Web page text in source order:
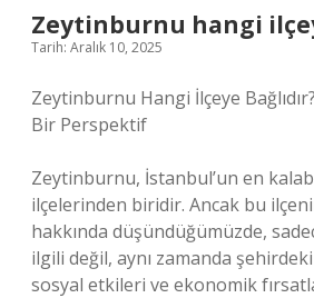
Zeytinburnu hangi
Tarih: Aralık 10, 2025
Zeytinburnu Hangi İlçeye
Bir Perspektif
Zeytinburnu, İstanbul’un en
ilçelerinden biridir. Ancak bu
hakkında düşündüğümüzde,
ilgili değil, aynı zamanda
sosyal etkileri ve ekonomik